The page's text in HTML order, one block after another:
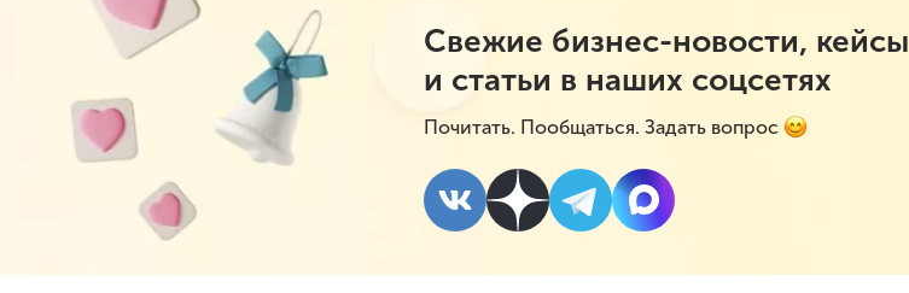
Свежие бизнес-новости, кейсы
и статьи в наших соцсетях
Почитать. Пообщаться. Задать вопрос